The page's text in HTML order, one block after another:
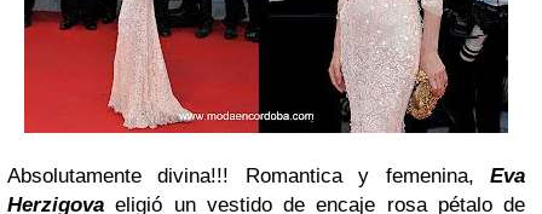
Absolutamente divina!!! Romantica y femenina, Eva
Herzigova eligió un vestido de encaje rosa pétalo de